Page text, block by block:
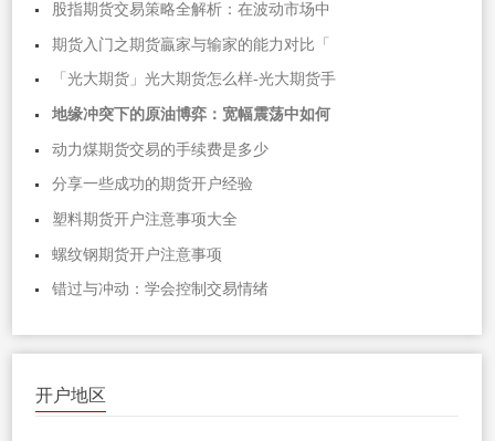
股指期货交易策略全解析：在波动市场中
期货入门之期货贏家与输家的能力对比「
「光大期货」光大期货怎么样-光大期货手
地缘冲突下的原油博弈：宽幅震荡中如何
动力煤期货交易的手续费是多少
分享一些成功的期货开户经验
塑料期货开户注意事项大全
螺纹钢期货开户注意事项
错过与冲动：学会控制交易情绪
开户地区